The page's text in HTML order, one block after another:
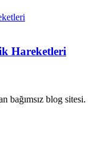
Hareketleri
bağımsız blog sitesi.